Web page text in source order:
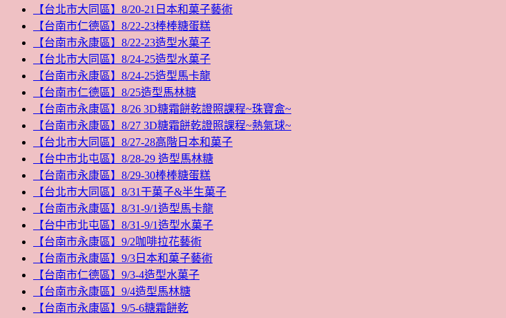
【台北市大同區】8/20-21日本和菓子藝術
【台南市仁德區】8/22-23棒棒糖蛋糕
【台南市永康區】8/22-23造型水菓子
【台北市大同區】8/24-25造型水菓子
【台南市永康區】8/24-25造型馬卡龍
【台南市仁德區】8/25造型馬林糖
【台南市永康區】8/26 3D糖霜餅乾證照課程~珠寶盒~
【台南市永康區】8/27 3D糖霜餅乾證照課程~熱氣球~
【台北市大同區】8/27-28高階日本和菓子
【台中市北屯區】8/28-29 造型馬林糖
【台南市永康區】8/29-30棒棒糖蛋糕
【台北市大同區】8/31干菓子&半生菓子
【台南市永康區】8/31-9/1造型馬卡龍
【台中市北屯區】8/31-9/1造型水菓子
【台南市永康區】9/2咖啡拉花藝術
【台南市永康區】9/3日本和菓子藝術
【台南市仁德區】9/3-4造型水菓子
【台南市永康區】9/4造型馬林糖
【台南市永康區】9/5-6糖霜餅乾